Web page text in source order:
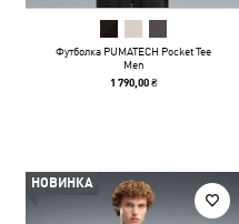
Футболка PUMATECH Pocket Tee
Men
1 790,00 ₴
НОВИНКА